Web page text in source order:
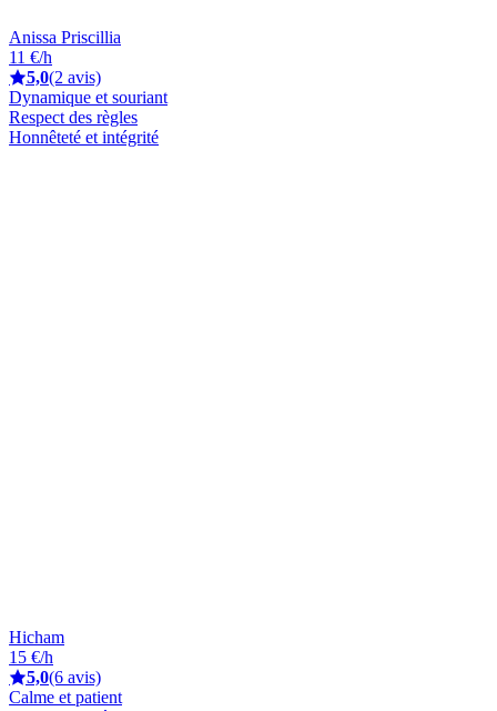
Anissa Priscillia
11 €/h
5,0(2 avis)
Dynamique et souriant
Respect des règles
Honnêteté et intégrité
Hicham
15 €/h
5,0(6 avis)
Calme et patient